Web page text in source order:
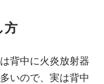
方
背中に火炎放射器
いので、実は背中